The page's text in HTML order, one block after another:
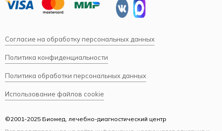
©2001-2025 Биомед, лечебно-диагностический центр
Согласие на обработку персональных данных
Политика конфиденциальности
Политика обработки персональных данных
Использование файлов cookie